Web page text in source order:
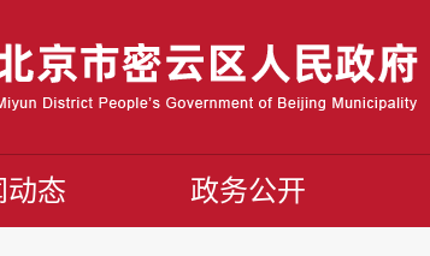
动态 政务公开